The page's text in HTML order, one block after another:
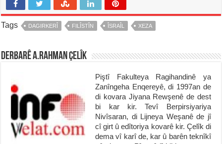
Tags DAGIRKERÎ FILÎSTÎN ÎSRAÎL XEZA
Derbarê A.Rahman Çelîk
Piştî Fakulteya Ragihandinê ya
Zanîngeha Enqereyê, di 1997an de
di kovara Jiyana Rewşenê de dest
bi kar kir. Tevî Berpirsiyariya
Nivîsaran, di Lijneya Weşanê de jî
cî girt û edîtoriya kovarê kir. Çelîk di
dema vî karî de, kar û barên teknîkî